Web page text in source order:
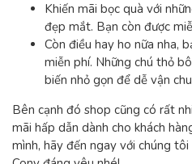
Khiến mãi bọc quà với
đẹp mắt. Bạn còn được
Còn điều hay ho nữa nha,
miễn phí. Những chú thỏ
biến nhỏ gọn để dễ vận
Bên cạnh đó shop cũng có rất
mãi hấp dẫn dành cho khách
mình, hãy đến ngay với chúng